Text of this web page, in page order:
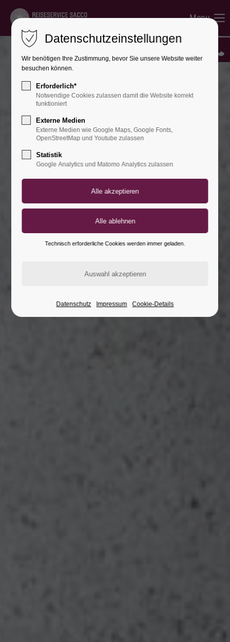
Menu
Datenschutzeinstellungen
Wir benötigen Ihre Zustimmung, bevor Sie unsere Website weiter
besuchen können.
Erforderlich*
Notwendige Cookies zulassen damit die Website korrekt
funktioniert
Externe Medien
Externe Medien wie Google Maps, Google Fonts,
OpenStreetMap und Youtube zulassen
Statistik
Google Analytics und Matomo Analytics zulassen
Technisch erforderliche Cookies werden immer geladen.
Datenschutz Impressum Cookie-Details